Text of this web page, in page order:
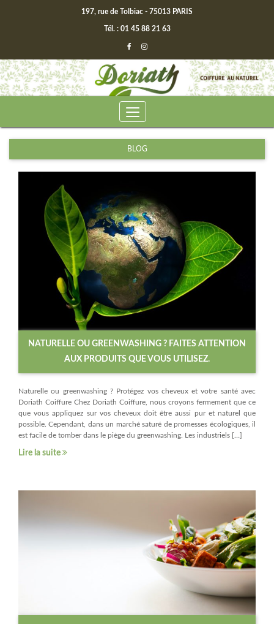
197, rue de Tolbiac - 75013 PARIS
Tél. : 01 45 88 21 63
BLOG
NATURELLE OU GREENWASHING ? FAITES ATTENTION
AUX PRODUITS QUE VOUS UTILISEZ.
Naturelle ou greenwashing ? Protégez vos cheveux et votre santé avec
Doriath Coiffure Chez Doriath Coiffure, nous croyons fermement que ce
que vous appliquez sur vos cheveux doit être aussi pur et naturel que
possible. Cependant, dans un marché saturé de promesses écologiques, il
est facile de tomber dans le piège du greenwashing. Les industriels […]
Lire la suite